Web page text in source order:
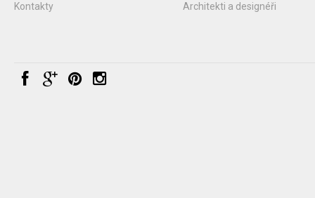
Kontakty
Architekti a designéři